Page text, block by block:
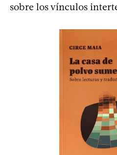
sobre los vínculos